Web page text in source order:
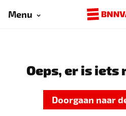
Menu
Oeps, er is iets
Doorgaan naar